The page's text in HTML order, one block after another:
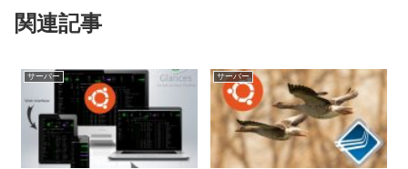
関連記事
サーバー サーバー